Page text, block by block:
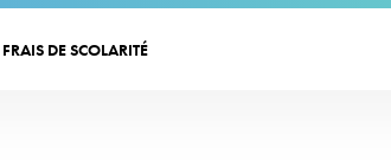
FRAIS DE SCOLARITÉ